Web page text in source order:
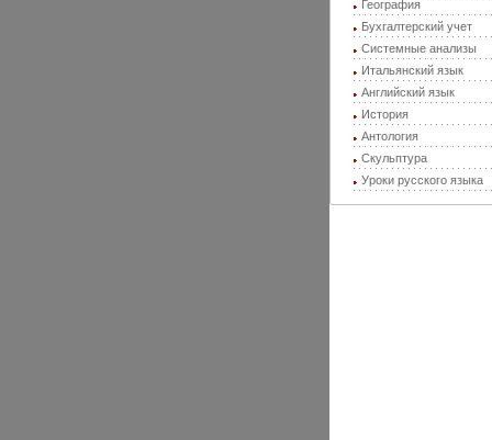
География
Бухгалтерский учет
Системные анализы
Итальянский язык
Английский язык
История
Антология
Скульптура
Уроки русского языка